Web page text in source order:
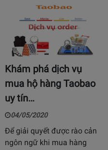
Khám phá dịch vụ
mua hộ hàng Taobao
uy tín…
04/05/2020
Để giải quyết được rào cản
ngôn ngữ khi mua hàng